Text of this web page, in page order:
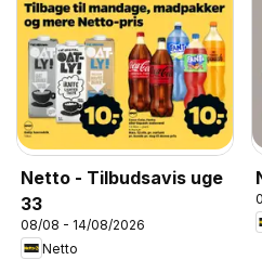
Netto - Tilbudsavis uge
33
08/08 - 14/08/2026
Netto